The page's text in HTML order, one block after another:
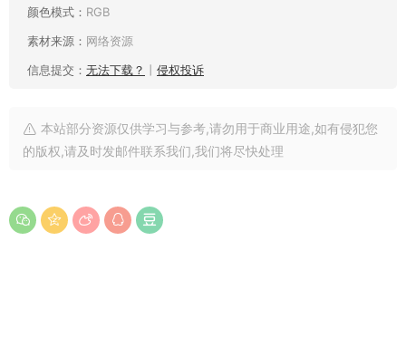
颜色模式： RGB
素材来源： 网络资源
信息提交： 无法下载？ 丨 侵权投诉
本站部分资源仅供学习与参考,请勿用于商业用途,如有侵犯您
的版权,请及时发邮件联系我们,我们将尽快处理